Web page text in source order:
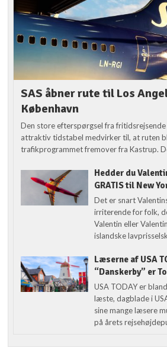
SAS åbner rute til Los
København
Den store efterspørgsel fra fritidsrejsende
attraktiv tidstabel medvirker til, at ruten
trafikprogrammet fremover fra Kastrup.
Hedder du
GRATIS til New
Det er snart
irriterende for folk,
Valentin eller
islandske
Læserne af USA
“Danskerby” er
USA TODAY er
læste, dagblade i
sine mange læsere
på årets